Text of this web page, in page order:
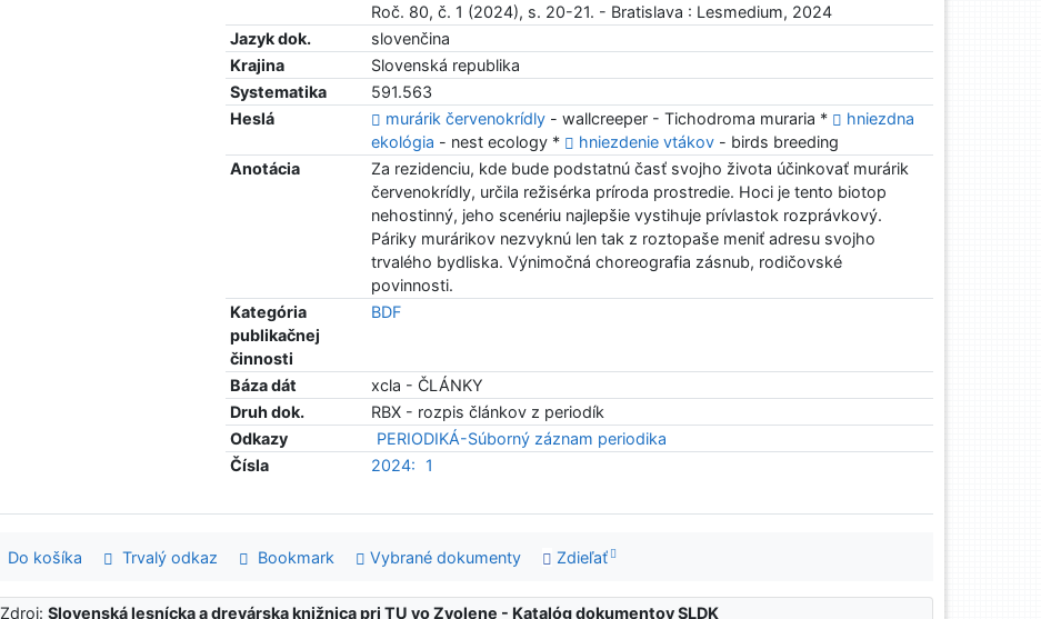
Roč. 80, č. 1 (2024), s. 20-21. - Bratislava : Lesmedium, 2024
Jazyk dok.
slovenčina
Krajina
Slovenská republika
Systematika
591.563
Heslá
murárik červenokrídly - wallcreeper - Tichodroma muraria *
hniezdna
ekológia - nest ecology * hniezdenie vtákov - birds breeding
Anotácia
Za rezidenciu, kde bude podstatnú časť svojho života účinkovať murárik
červenokrídly, určila režisérka príroda prostredie. Hoci je tento biotop
nehostinný, jeho scenériu najlepšie vystihuje prívlastok rozprávkový.
Páriky murárikov nezvyknú len tak z roztopaše meniť adresu svojho
trvalého bydliska. Výnimočná choreografia zásnub, rodičovské
povinnosti.
Kategória
publikačnej
činnosti
BDF
Báza dát
xcla - ČLÁNKY
Druh dok.
RBX - rozpis článkov z periodík
Odkazy
PERIODIKÁ-Súborný záznam periodika
Čísla
2024: 1
Do košíka Trvalý odkaz Bookmark Vybrané dokumenty Zdieľať
Zdroj:Slovenská lesnícka a drevárska knižnica pri TU vo Zvolene - Katalóg dokumentov SLDK